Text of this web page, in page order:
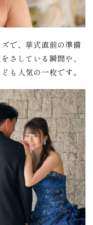
で、挙式直前の準備
さしている瞬間や、
も人気の一枚です。